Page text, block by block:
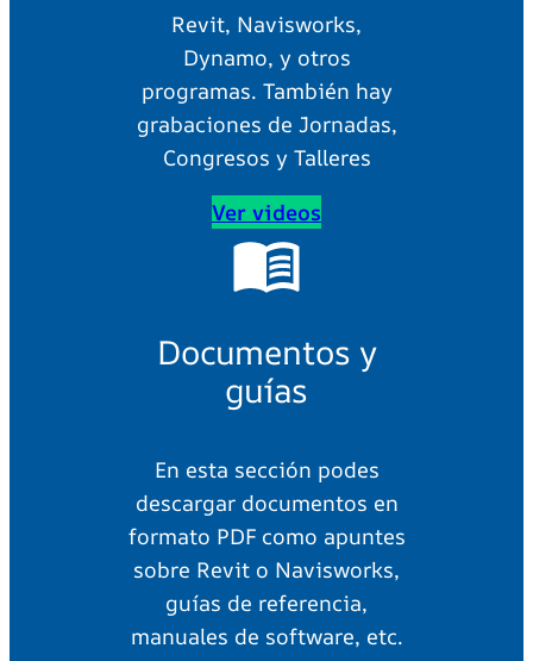
Revit, Navisworks,
Dynamo, y otros
programas. También hay
grabaciones de Jornadas,
Congresos y Talleres
Ver videos
Documentos y
guías
En esta sección podes
descargar documentos en
formato PDF como apuntes
sobre Revit o Navisworks,
guías de referencia,
manuales de software, etc.